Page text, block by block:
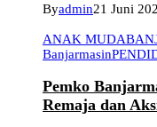
Byadmin21 Juni
ANAK MUDA
Banjarmasin
Pemko
Remaja dan